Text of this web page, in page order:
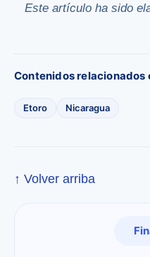
Este artículo ha sido
Contenidos relacionados
Etoro Nicaragua
↑ Volver arriba